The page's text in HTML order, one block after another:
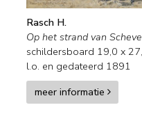
Rasch H.
Op het strand van
schildersboard 19,0 x
l.o. en gedateerd 1891
meer informatie